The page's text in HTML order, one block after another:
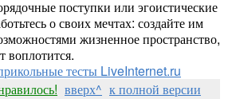
поступки или эгоистические
о своих мечтах: создайте им
жизненное пространство,
воплотится.
тесты LiveInternet.ru
вверх^ к полной версии